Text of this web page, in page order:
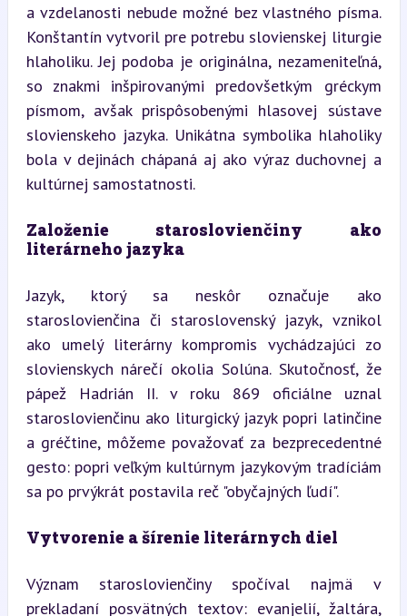
a vzdelanosti nebude možné bez vlastného písma.
Konštantín vytvoril pre potrebu slovienskej liturgie
hlaholiku. Jej podoba je originálna, nezameniteľná,
so znakmi inšpirovanými predovšetkým gréckym
písmom, avšak prispôsobenými hlasovej sústave
slovienskeho jazyka. Unikátna symbolika hlaholiky
bola v dejinách chápaná aj ako výraz duchovnej a
kultúrnej samostatnosti.
Založenie staroslovienčiny ako
literárneho jazyka
Jazyk, ktorý sa neskôr označuje ako
staroslovienčina či staroslovenský jazyk, vznikol
ako umelý literárny kompromis vychádzajúci zo
slovienskych nárečí okolia Solúna. Skutočnosť, že
pápež Hadrián II. v roku 869 oficiálne uznal
staroslovienčinu ako liturgický jazyk popri latinčine
a gréčtine, môžeme považovať za bezprecedentné
gesto: popri veľkým kultúrnym jazykovým tradíciám
sa po prvýkrát postavila reč "obyčajných ľudí".
Vytvorenie a šírenie literárnych diel
Význam staroslovienčiny spočíval najmä v
prekladaní posvätných textov: evanjelií, žaltára,